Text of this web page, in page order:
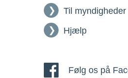
Til myndigheder
Hjælp
Følg os på